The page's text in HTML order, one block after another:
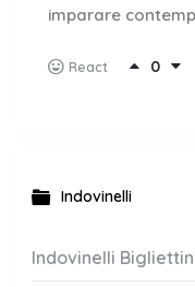
imparare
React 0
Indovinelli
Indovinelli